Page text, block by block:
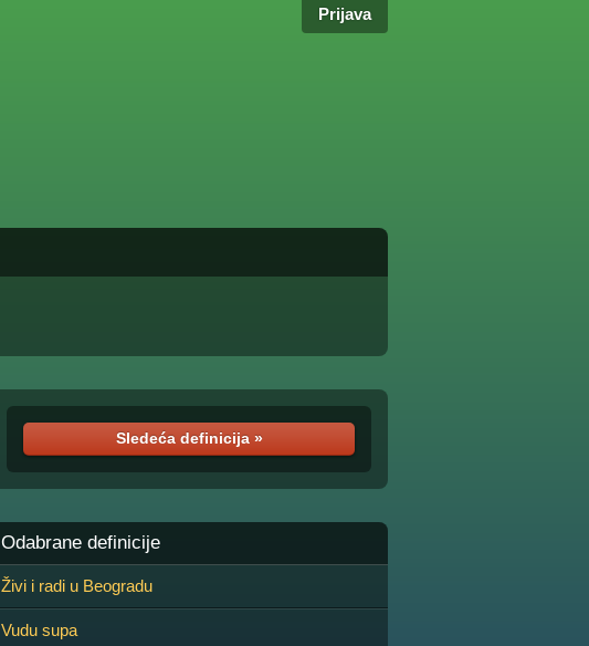
Prijava
Sledeća definicija »
Odabrane definicije
Živi i radi u Beogradu
Vudu supa